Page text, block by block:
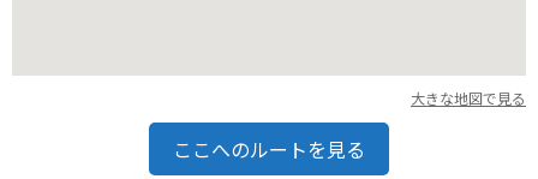
大きな地図で見る
ここへのルートを見る